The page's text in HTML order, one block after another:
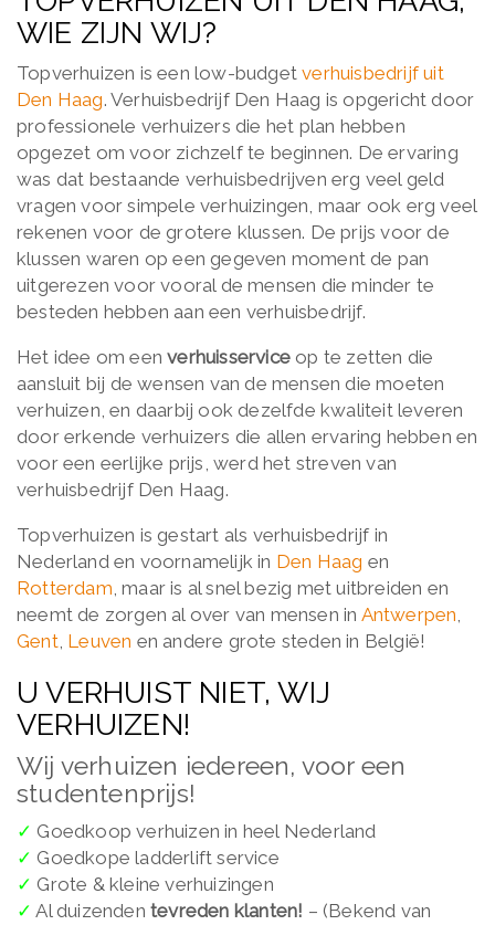
WIE ZIJN WIJ?
Topverhuizen is een low-budgetverhuisbedrijf uit
Den Haag. Verhuisbedrijf Den Haag is opgericht door
professionele verhuizers die het plan hebben
opgezet om voor zichzelf te beginnen. De ervaring
was dat bestaande verhuisbedrijven erg veel geld
vragen voor simpele verhuizingen, maar ook erg veel
rekenen voor de grotere klussen. De prijs voor de
klussen waren op een gegeven moment de pan
uitgerezen voor vooral de mensen die minder te
besteden hebben aan een verhuisbedrijf.
Het idee om eenverhuisservice op te zetten die
aansluit bij de wensen van de mensen die moeten
verhuizen, en daarbij ook dezelfde kwaliteit leveren
door erkende verhuizers die allen ervaring hebben en
voor een eerlijke prijs, werd het streven van
verhuisbedrijf Den Haag.
Topverhuizen is gestart als verhuisbedrijf in
Nederland en voornamelijk in Den Haag en
Rotterdam, maar is al snel bezig met uitbreiden en
neemt de zorgen al over van mensen in Antwerpen,
Gent, Leuven en andere grote steden in België!
U VERHUIST NIET, WIJ
VERHUIZEN!
Wij verhuizen iedereen, voor een
studentenprijs!
✓ Goedkoop verhuizen in heel Nederland
✓ Goedkope ladderlift service
✓ Grote & kleine verhuizingen
✓ Al duizendentevreden klanten! – (Bekend van